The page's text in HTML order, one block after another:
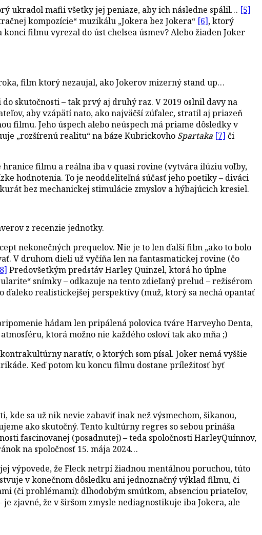
ukradol mafii všetky jej peniaze, aby ich následne spálil… [5]
kompozície“ muzikálu „Jokera bez Jokera“ [6], ktorý
filmu vyrezal do úst chelsea úsmev? Alebo žiaden Joker
film ktorý nezaujal, ako Jokerov mizerný stand up…
skutočnosti – tak prvý aj druhý raz. V 2019 oslnil davy na
aby vzápätí nato, ako najväčší zúfalec, stratil aj priazeň
filmu. Jeho úspech alebo neúspech má priame dôsledky v
„rozšírenú realitu“ na báze Kubrickovho Spartaka [7] či
filmu a reálna iba v quasi rovine (vytvára ilúziu voľby,
hodnotenia. To je neoddeliteľná súčasť jeho poetiky – diváci
bez mechanickej stimulácie zmyslov a hýbajúcich kresiel.
z recenzie jednotky.
nekonečných prequelov. Nie je to len ďalší film „ako to bolo
V druhom dieli už vyčíňa len na fantasmatickej rovine (čo
Predovšetkým predstáv Harley Quinzel, ktorá ho úplne
snímky – odkazuje na tento zdieľaný prelud – režisérom
realistickejšej perspektívy (muž, ktorý sa nechá opantať
hádam len pripálená polovica tváre Harveyho Denta,
ktorá možno nie každého osloví tak ako mňa ;)
naratív, o ktorých som písal. Joker nemá vyššie
Keď potom ku koncu filmu dostane príležitosť byť
kde sa už nik nevie zabaviť inak než výsmechom, šikanou,
ako skutočný. Tento kultúrny regres so sebou prináša
fascinovanej (posadnutej) – teda spoločnosti HarleyQuínnov,
na spoločnosť 15. mája 2024…
výpovede, že Fleck netrpí žiadnou mentálnou poruchou, túto
v konečnom dôsledku ani jednoznačný výklad filmu, či
(či problémami): dlhodobým smútkom, absenciou priateľov,
zjavné, že v širšom zmysle nediagnostikuje iba Jokera, ale